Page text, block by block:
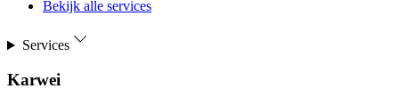
Bekijk alle services
Services
Karwei